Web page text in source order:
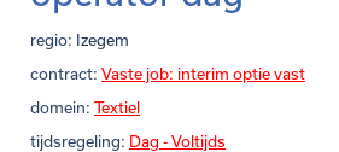
regio: Izegem
contract: Vaste job: interim optie vast
domein: Textiel
tijdsregeling: Dag - Voltijds